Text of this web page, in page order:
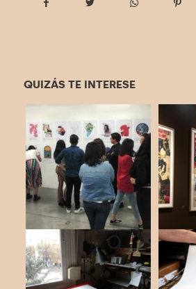
QUIZÁS TE INTERESE